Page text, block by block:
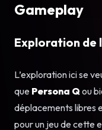
Gameplay
Exploration de
L’exploration ici se
que Persona Qou
déplacements libres
pour un jeu de cette